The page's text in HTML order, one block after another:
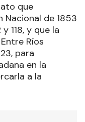
que
de 1853
118, y que la
Ríos
para
en la
a la